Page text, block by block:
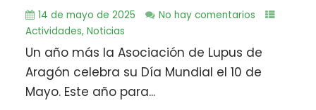
14 de mayo de 2025
No hay comentarios
Actividades, Noticias
Un año más la Asociación de Lupus de
Aragón celebra su Día Mundial el 10 de
Mayo. Este año para...